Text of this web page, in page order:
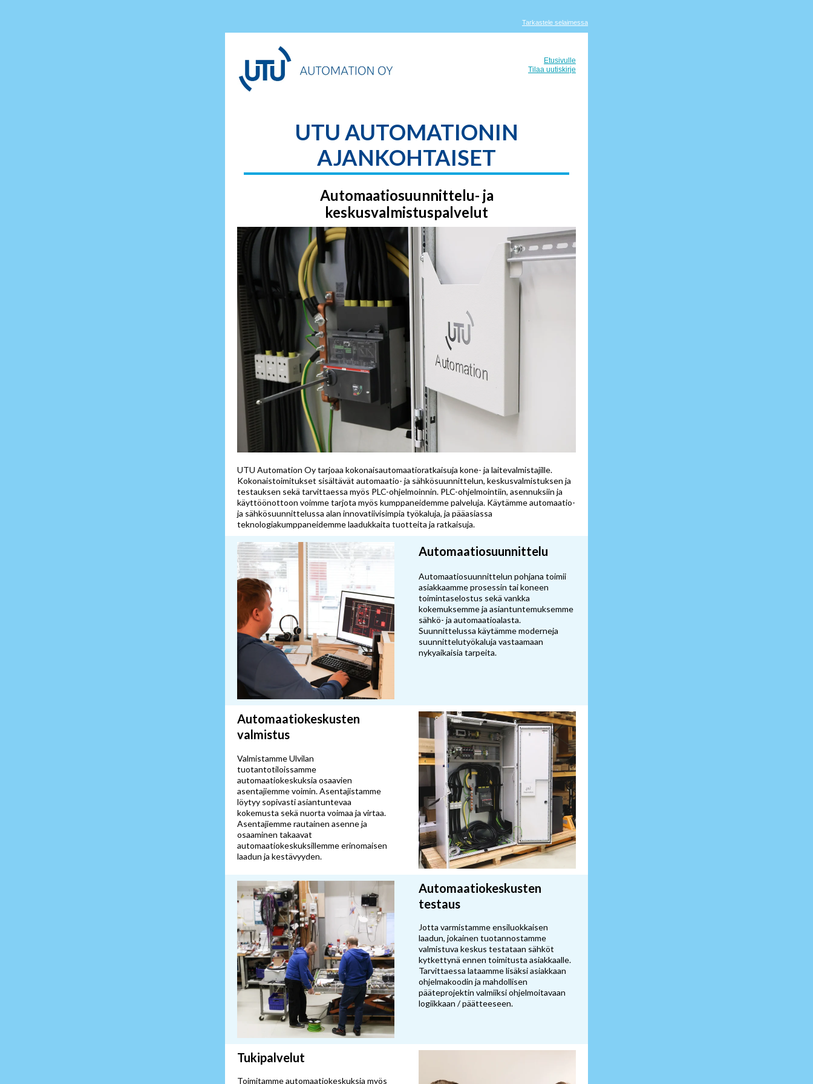
Tarkastele selaimessa
Etusivulle
Tilaa uutiskirje
UTU AUTOMATIONIN
AJANKOHTAISET
Automaatiosuunnittelu- ja
keskusvalmistuspalvelut
UTU Automation Oy tarjoaa kokonaisautomaatioratkaisuja kone- ja laitevalmistajille.
Kokonaistoimitukset sisältävät automaatio- ja sähkösuunnittelun, keskusvalmistuksen ja
testauksen sekä tarvittaessa myös PLC-ohjelmoinnin. PLC-ohjelmointiin, asennuksiin ja
käyttöönottoon voimme tarjota myös kumppaneidemme palveluja. Käytämme automaatio-
ja sähkösuunnittelussa alan innovatiivisimpia työkaluja, ja pääasiassa
teknologiakumppaneidemme laadukkaita tuotteita ja ratkaisuja.
Automaatiosuunnittelu
Automaatiosuunnittelun pohjana toimii
asiakkaamme prosessin tai koneen
toimintaselostus sekä vankka
kokemuksemme ja asiantuntemuksemme
sähkö- ja automaatioalasta.
Suunnittelussa käytämme moderneja
suunnittelutyökaluja vastaamaan
nykyaikaisia tarpeita.
Automaatiokeskusten
valmistus
Valmistamme Ulvilan
tuotantotiloissamme
automaatiokeskuksia osaavien
asentajiemme voimin. Asentajistamme
löytyy sopivasti asiantuntevaa
kokemusta sekä nuorta voimaa ja virtaa.
Asentajiemme rautainen asenne ja
osaaminen takaavat
automaatiokeskuksillemme erinomaisen
laadun ja kestävyyden.
Automaatiokeskusten
testaus
Jotta varmistamme ensiluokkaisen
laadun, jokainen tuotannostamme
valmistuva keskus testataan sähköt
kytkettynä ennen toimitusta asiakkaalle.
Tarvittaessa lataamme lisäksi asiakkaan
ohjelmakoodin ja mahdollisen
pääteprojektin valmiiksi ohjelmoitavaan
logiikkaan / päätteeseen.
Tukipalvelut
Toimitamme automaatiokeskuksia myös